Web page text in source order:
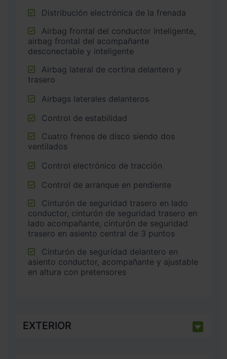
Distribución electrónica de la frenada
airbag frontal del acompañante
desconectable y inteligente
trasero
Airbags laterales delanteros
Control de estabilidad
ventilados
Control electrónico de tracción
Control de arranque en pendiente
conductor, cinturón de seguridad trasero en
lado acompañante, cinturón de seguridad
trasero en asiento central de 3 puntos
asiento conductor, acompañante y ajustable
en altura con pretensores
EXTERIOR